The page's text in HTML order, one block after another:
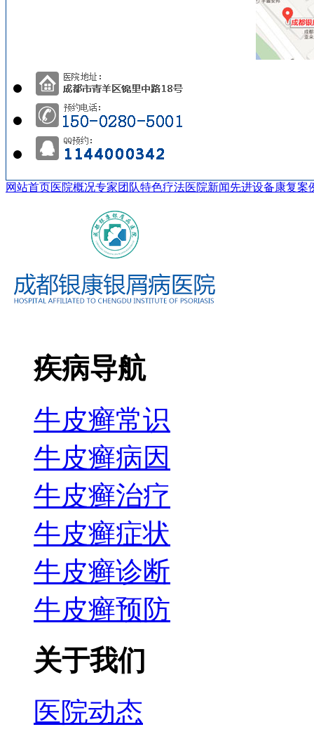
网站首页医院概况专家团队特色疗法医院新闻先进设备康复案
疾病导航
牛皮癣常识
牛皮癣病因
牛皮癣治疗
牛皮癣症状
牛皮癣诊断
牛皮癣预防
关于我们
医院动态